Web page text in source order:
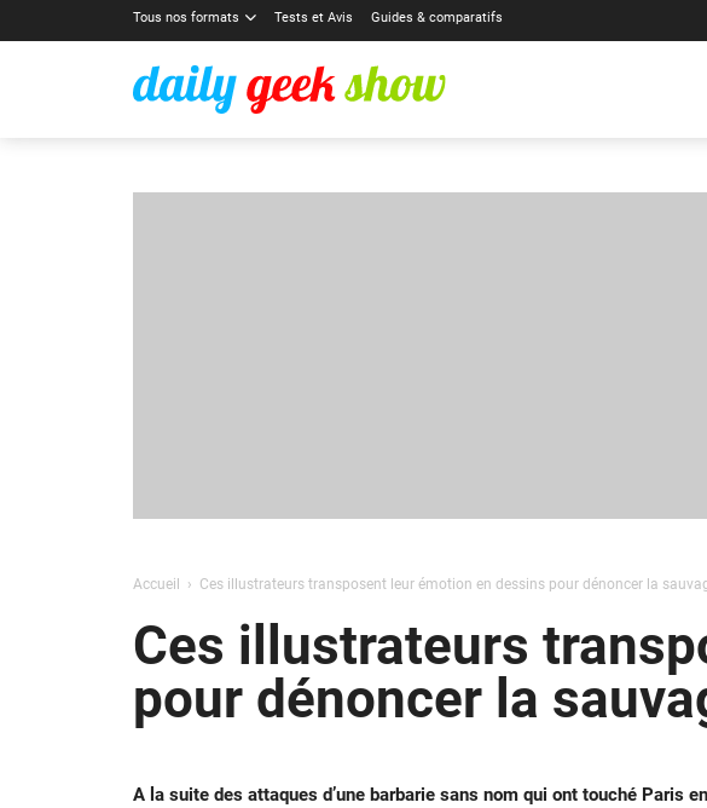
Tous nos formats Tests et Avis Guides & comparatifs
Accueil Ces illustrateurs transposent leur émotion en dessins pour dénoncer la
Ces illustrateurs
pour dénoncer la
A la suite des attaques d’une barbarie sans nom qui ont touché Paris